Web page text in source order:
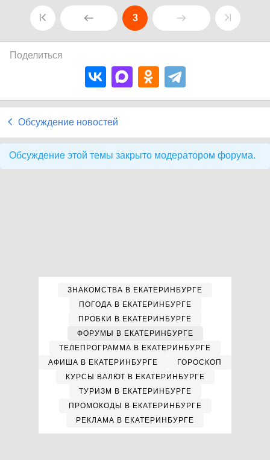
3
Поделиться
Обсуждение новостей
Обсуждение этой темы закрыто модератором форума.
ЗНАКОМСТВА В ЕКАТЕРИНБУРГЕ
ПОГОДА В ЕКАТЕРИНБУРГЕ
ПРОБКИ В ЕКАТЕРИНБУРГЕ
ФОРУМЫ В ЕКАТЕРИНБУРГЕ
ТЕЛЕПРОГРАММА В ЕКАТЕРИНБУРГЕ
АФИША В ЕКАТЕРИНБУРГЕ
ГОРОСКОП
КУРСЫ ВАЛЮТ В ЕКАТЕРИНБУРГЕ
ТУРИЗМ В ЕКАТЕРИНБУРГЕ
ПРОМОКОДЫ В ЕКАТЕРИНБУРГЕ
РЕКЛАМА В ЕКАТЕРИНБУРГЕ